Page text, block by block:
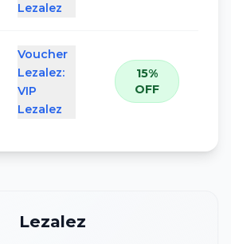
Lezalez
Voucher
Lezalez:
VIP
Lezalez
15%
OFF
Lezalez